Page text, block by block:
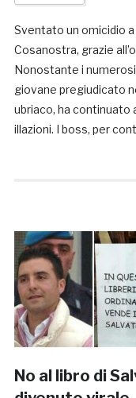
Sventato un omicidio
Cosanostra, grazie
Nonostante i
giovane pregiudicato
ubriaco, ha continuato
illazioni. I boss, per
No al libro di